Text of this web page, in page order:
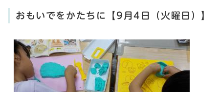
おもいでをかたちに【9月4日（火曜日）】